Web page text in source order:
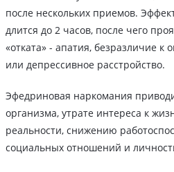
после нескольких приемов.
длится до 2 часов, после чего
«отката» - апатия, безразличие
или депрессивное расстройство.
Эфедриновая наркомания
организма, утрате интереса к
реальности, снижению
социальных отношений и